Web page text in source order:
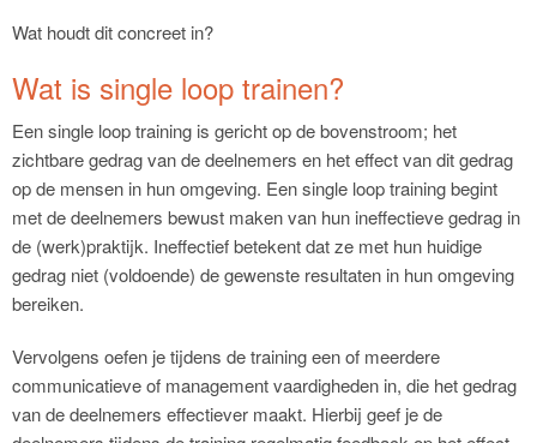
Wat houdt dit concreet in?
Wat is single loop trainen?
Een single loop training is gericht op de bovenstroom; het
zichtbare gedrag van de deelnemers en het effect van dit gedrag
op de mensen in hun omgeving. Een single loop training begint
met de deelnemers bewust maken van hun ineffectieve gedrag in
de (werk)praktijk. Ineffectief betekent dat ze met hun huidige
gedrag niet (voldoende) de gewenste resultaten in hun omgeving
bereiken.
Vervolgens oefen je tijdens de training een of meerdere
communicatieve of management vaardigheden in, die het gedrag
van de deelnemers effectiever maakt. Hierbij geef je de